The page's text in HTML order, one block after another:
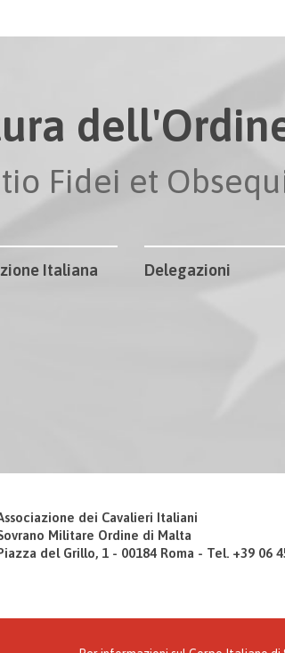
Fidei et
Italiana Delegazioni
dei Cavalieri Italiani
Militare Ordine di Malta
del Grillo, 1 - 00184 Roma - Tel. +39 06